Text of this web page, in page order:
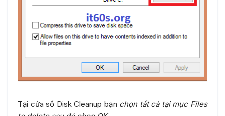
Tại cửa sổ Disk Cleanup bạn chọn tất cả tại mục Files